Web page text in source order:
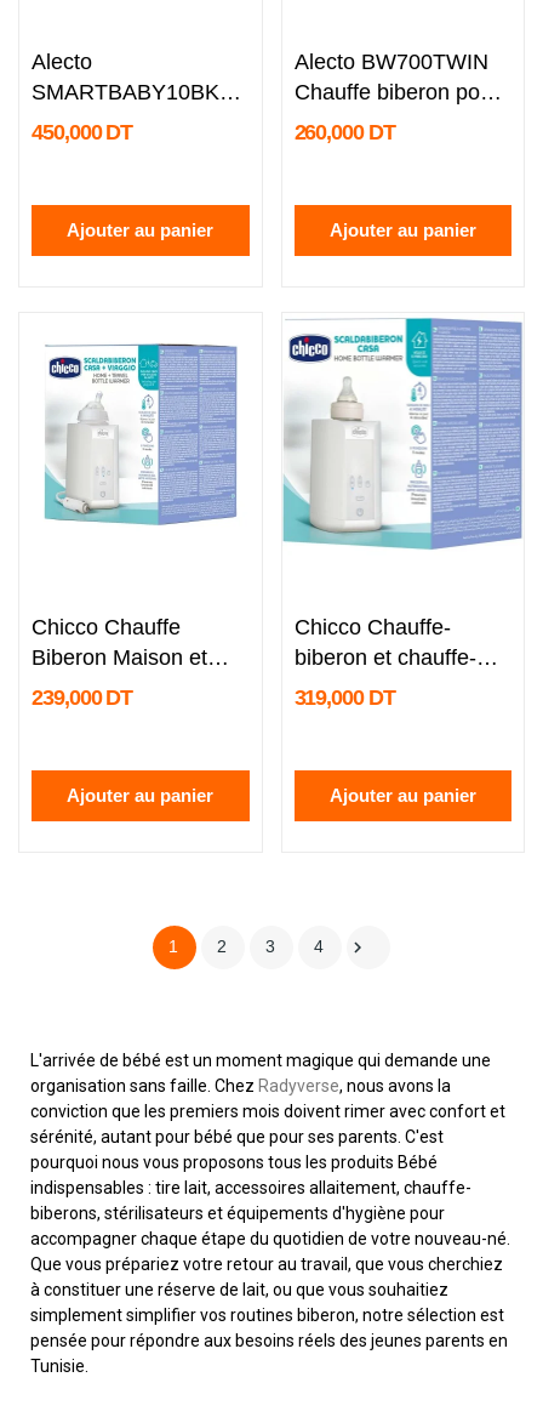
Alecto
SMARTBABY10BK
Babyphone WiFi avec
450,000 DT
Ajouter au panier
Alecto BW700TWIN
Chauffe biberon pour
bébé...
260,000 DT
Ajouter au panier
Chicco Chauffe
Biberon Maison et
Voyage
239,000 DT
Ajouter au panier
Chicco Chauffe-
biberon et chauffe-
repas avec...
319,000 DT
Ajouter au panier
1 2 3 4 
L'arrivée de bébé est un moment magique qui demande une
organisation sans faille. Chez Radyverse, nous avons la
conviction que les premiers mois doivent rimer avec confort et
sérénité, autant pour bébé que pour ses parents. C'est
pourquoi nous vous proposons tous les produits Bébé
indispensables : tire lait, accessoires allaitement, chauffe-
biberons, stérilisateurs et équipements d'hygiène pour
accompagner chaque étape du quotidien de votre nouveau-né.
Que vous prépariez votre retour au travail, que vous cherchiez
à constituer une réserve de lait, ou que vous souhaitiez
simplement simplifier vos routines biberon, notre sélection est
pensée pour répondre aux besoins réels des jeunes parents en
Tunisie.